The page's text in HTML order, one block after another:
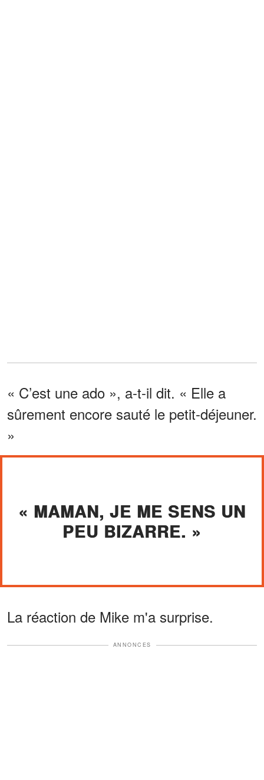
« C’est une ado », a-t-il dit. « Elle a
sûrement encore sauté le petit-déjeuner.
»
« MAMAN, JE ME SENS UN
PEU BIZARRE. »
La réaction de Mike m'a surprise.
ANNONCES